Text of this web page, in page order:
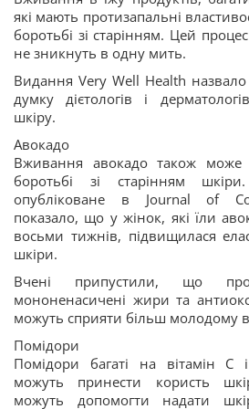
які мають протизапальні
боротьбі зі старінням. Цей
не зникнуть в одну мить.
Видання Very Well Health назвало
думку дієтологів і
шкіру.
Авокадо
Вживання авокадо також може
боротьбі зі старінням
опубліковане в Journal of
показало, що у жінок, які їли
восьми тижнів, підвищилася
шкіри.
Вчені припустили, що
мононенасичені жири та
можуть сприяти більш молодому
Помідори
Помідори багаті на вітамін С
можуть принести користь
можуть допомогти надати